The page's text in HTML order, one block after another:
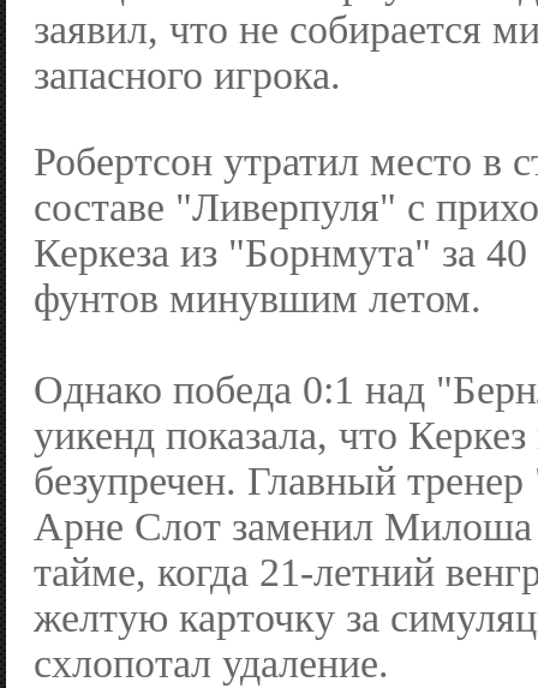
заявил, что не собирается
запасного игрока.
Робертсон утратил место в
составе "Ливерпуля" с
Керкеза из "Борнмута" за
фунтов минувшим летом.
Однако победа 0:1 над
уикенд показала, что
безупречен. Главный
Арне Слот заменил
тайме, когда 21-летний
желтую карточку за
схлопотал удаление.